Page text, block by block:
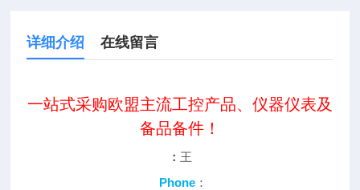
详细介绍 在线留言
一站式采购欧盟主流工控产品、仪器仪表及
备品备件！
： 王
Phone：